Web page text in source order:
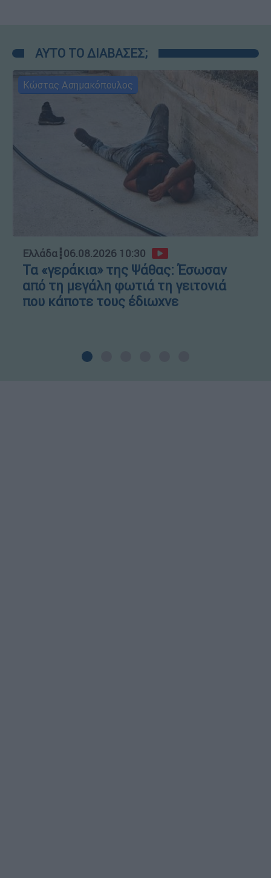
ΑΥΤΟ ΤΟ ΔΙΑΒΑΣΕΣ;
Κώστας Ασημακόπουλος
Ελλάδα┋06.08.2026 10:30
Τα «γεράκια» της Ψάθας: Έσωσαν
από τη μεγάλη φωτιά τη γειτονιά
που κάποτε τους έδιωχνε